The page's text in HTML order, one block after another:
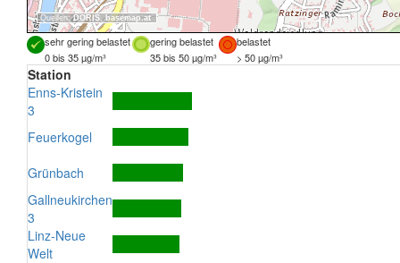
Quellen:DORIS, basemap.at
sehr gering belastet gering belastet
belastet
0 bis 35 µg/m³
35 bis 50 µg/m³ > 50 µg/m³
Station
Enns-Kristein
3
Feuerkogel
Grünbach
Gallneukirchen
3
Linz-Neue
Welt